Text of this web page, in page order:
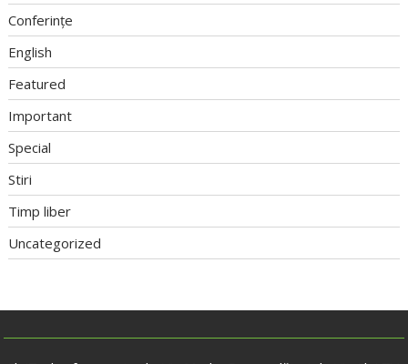
Conferințe
English
Featured
Important
Special
Stiri
Timp liber
Uncategorized